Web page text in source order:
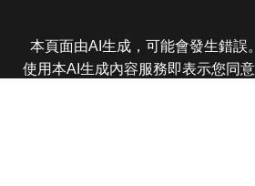
本頁面由AI生成，可能會發生錯誤
使用本AI生成內容服務即表示您同